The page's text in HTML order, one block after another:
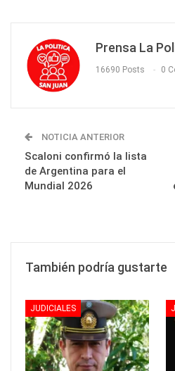
Prensa La
16690 Posts 0
NOTICIA ANTERIOR
Scaloni confirmó la lista
de Argentina para el
Mundial 2026
También podría gustarte
JUDICIALES